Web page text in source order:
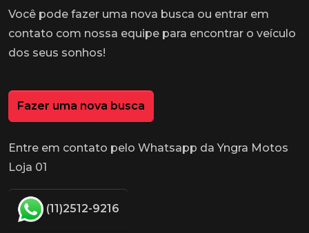
Você pode fazer uma nova busca ou entrar em
contato com nossa equipe para encontrar o veículo
dos seus sonhos!
Fazer uma nova busca
Entre em contato pelo Whatsapp da Yngra Motos
Loja 01
(11)2512-9216